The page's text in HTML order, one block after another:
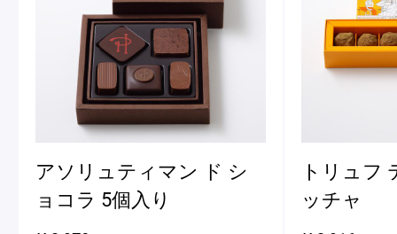
国内ブティック一覧 海外ブ
ログイン
アソリュティマン ド シ
ョコラ 5個入り
トリュフ
ッチャ